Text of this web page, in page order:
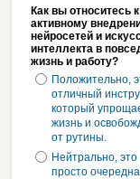
Как вы относитесь к
активному
нейросетей и
интеллекта в
жизнь и работу?
Положительно,
отличный
который
жизнь и
от рутины.
Нейтрально, это
просто